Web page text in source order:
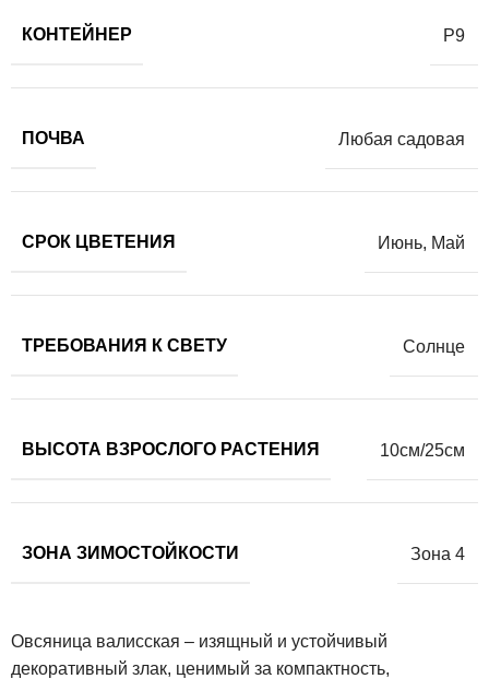
КОНТЕЙНЕР Р9
ПОЧВА Любая садовая
СРОК ЦВЕТЕНИЯ Июнь, Май
ТРЕБОВАНИЯ К СВЕТУ Солнце
ВЫСОТА ВЗРОСЛОГО РАСТЕНИЯ 10см/25см
ЗОНА ЗИМОСТОЙКОСТИ Зона 4
Овсяница валисская – изящный и устойчивый
декоративный злак, ценимый за компактность,